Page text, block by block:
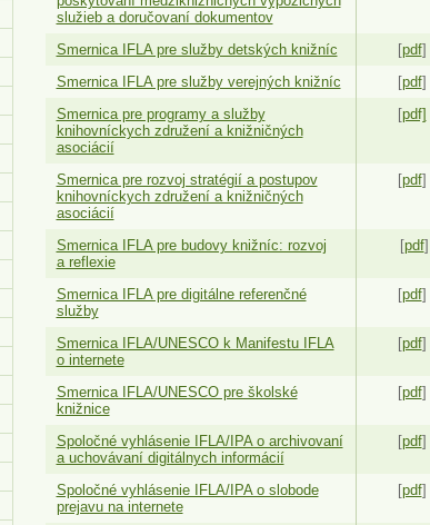
služieb a doručovaní dokumentov
Smernica IFLA pre služby detských knižníc [pdf]
Smernica IFLA pre služby verejných knižníc
[pdf]
Smernica pre programy a služby
knihovníckych združení a knižničných
asociácií
[pdf]
Smernica pre rozvoj stratégií a postupov
knihovníckych združení a knižničných
asociácií
[pdf]
Smernica IFLA pre budovy knižníc: rozvoj
a reflexie
[pdf]
Smernica IFLA pre digitálne referenčné
služby
[pdf]
Smernica IFLA/UNESCO k Manifestu IFLA
o internete
[pdf]
Smernica IFLA/UNESCO pre školské
knižnice
[pdf]
Spoločné vyhlásenie IFLA/IPA o archivovaní
a uchovávaní digitálnych informácií
[pdf]
Spoločné vyhlásenie IFLA/IPA o slobode
prejavu na internete
[pdf]